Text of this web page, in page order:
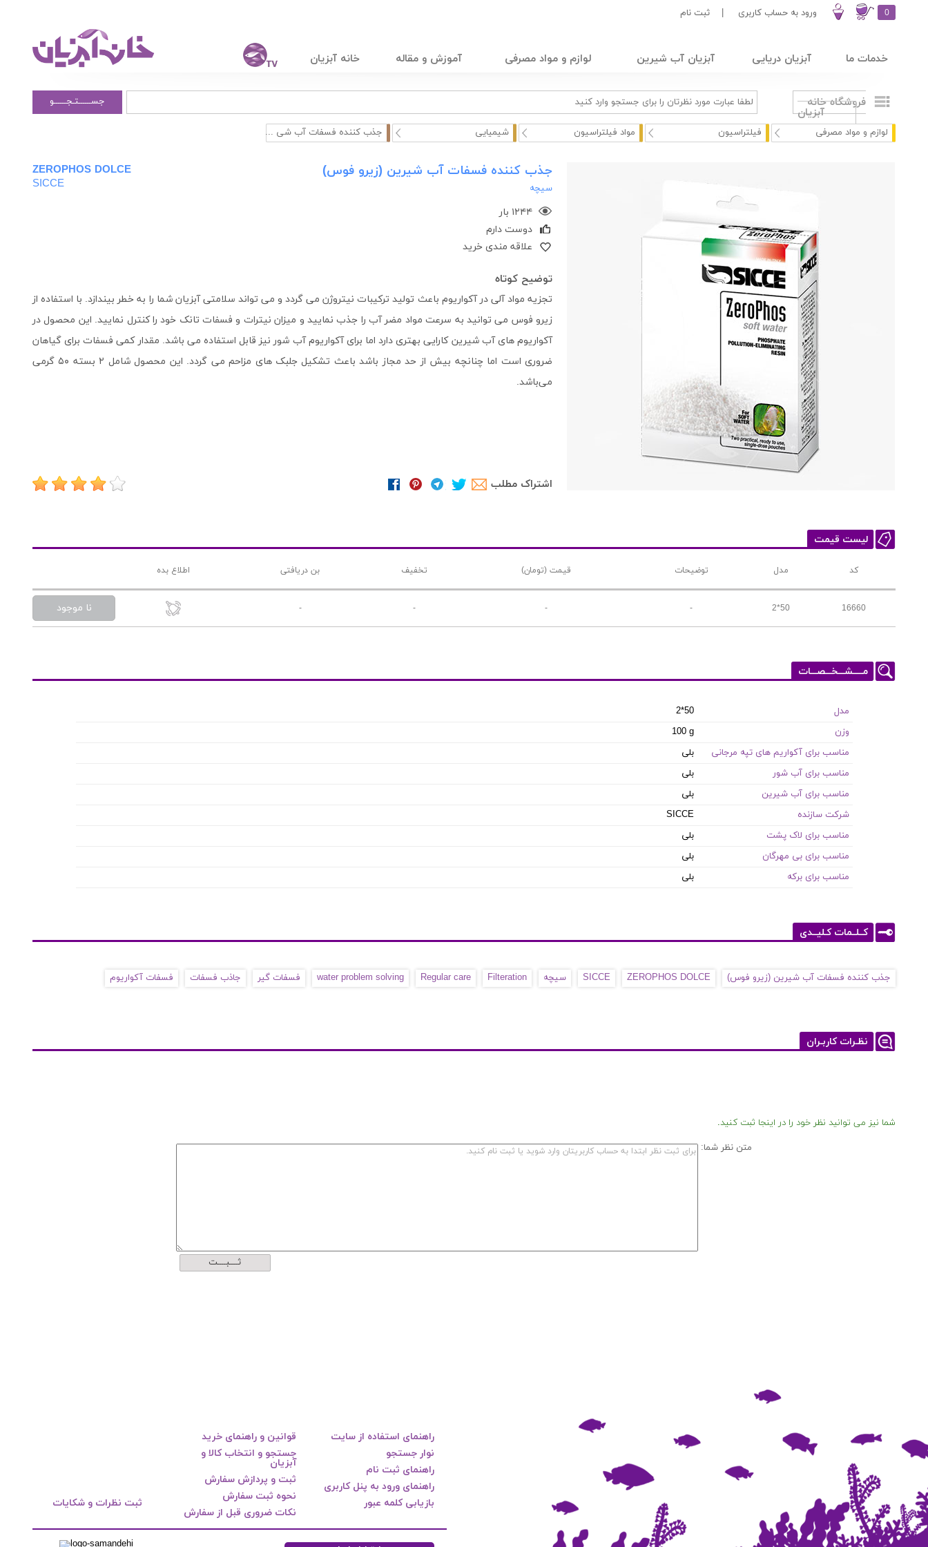
0 ورود به حساب کاربری ثبت نام
خدمات ما آبزیان دریایی آبزیان آب شیرین لوازم و مواد مصرفی آموزش و مقاله خانه آبزیان
فروشگاه خانه
آبزیان
جســــــتـجــــــو
لوازم و مواد مصرفی فیلتراسیون مواد فیلتراسیون شیمیایی جذب کننده فسفات آب شی ...
جذب کننده فسفات آب شیرین (زیرو فوس)
سیچه
۱۲۴۴ بار
دوست دارم
علاقه مندی خرید
ZEROPHOS DOLCE
SICCE
توضیح کوتاه
تجزیه مواد آلی در آکواریوم باعث تولید ترکیبات نیتروژن می گردد و می تواند سلامتی آبزیان شما را به خطر بیندازد. با استفاده از
زیرو فوس می توانید به سرعت مواد مضر آب را جذب نمایید و میزان نیترات و فسفات تانک خود را کنترل نمایید. این محصول در
آکواریوم های آب شیرین کارایی بهتری دارد اما برای آکواریوم آب شور نیز قابل استفاده می باشد. مقدار کمی فسفات برای گیاهان
ضروری است اما چنانچه بیش از حد مجاز باشد باعث تشکیل جلبک های مزاحم می گردد. این محصول شامل ۲ بسته ۵۰ گرمی
می‌باشد.
اشتراک مطلب
لیست قیمت
کد مدل توضیحات قیمت (تومان) تخفیف بن دریافتی اطلاع بده
16660
2*50
-
-
-
- نا موجود
مـــــشـــخـــصـــات
مدل
2*50
وزن
100 g
مناسب برای آکواریم های تپه مرجانی
بلی
مناسب برای آب شور
بلی
مناسب برای آب شیرین
بلی
شرکت سازنده
SICCE
مناسب برای لاک پشت
بلی
مناسب برای بی مهرگان
بلی
مناسب برای برکه
بلی
کــلــمات کـلیــدی
جذب کننده فسفات آب شیرین (زیرو فوس) ZEROPHOS DOLCE
SICCE سیچه Filteration
Regular care
water problem solving فسفات گیر جاذب فسفات فسفات آکواریوم
نظـرات کاربـران
شما نیز می توانید نظر خود را در اینجا ثبت کنید.
متن نظر شما:
ثــــبــــت
راهنمای استفاده از سایت
نوار جستجو
راهنمای ثبت نام
راهنمای ورود به پنل کاربری
بازیابی کلمه عبور
قوانین و راهنمای خرید
جستجو و انتخاب کالا و
آبزیان
ثبت و پردازش سفارش
نحوه ثبت سفارش
نکات ضروری قبل از سفارش
ثبت نظرات و شکایات